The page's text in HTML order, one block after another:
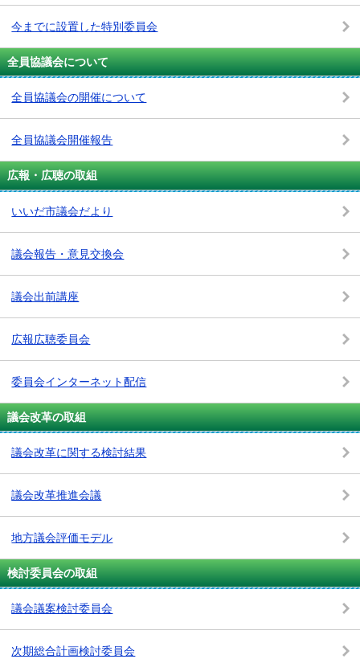
今までに設置した特別委員会
全員協議会について
全員協議会の開催について
全員協議会開催報告
広報・広聴の取組
いいだ市議会だより
議会報告・意見交換会
議会出前講座
広報広聴委員会
委員会インターネット配信
議会改革の取組
議会改革に関する検討結果
議会改革推進会議
地方議会評価モデル
検討委員会の取組
議会議案検討委員会
次期総合計画検討委員会